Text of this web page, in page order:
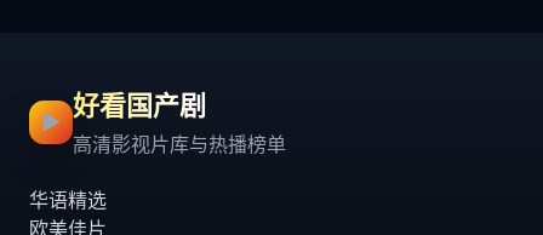
▶ 好看国产剧
高清影视片库与热播榜单
华语精选
欧美佳片